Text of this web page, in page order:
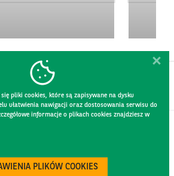
pliki cookies, które są zapisywane na dysku
ułatwienia nawigacji oraz dostosowania serwisu do
informacje o plikach cookies znajdziesz w
PLIKÓW COOKIES